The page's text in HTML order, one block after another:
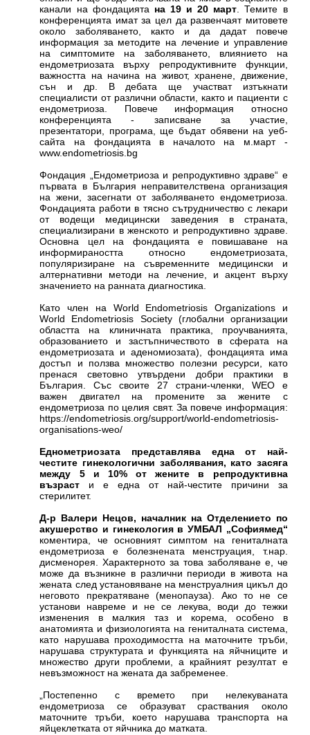
канали на фондацията на 19 и 20 март . Темите в
конференцията имат за цел да развенчаят митовете
около заболяването, както и да дадат повече
информация за методите на лечение и управление
на симптомите на заболяването, влиянието на
ендометриозата върху репродуктивните функции,
важността на начина на живот, хранене, движение,
сън и др. В дебата ще участват изтъкнати
специалисти от различни области, както и пациенти с
ендометриоза. Повече информация относно
конференцията - записване за участие,
презентатори, програма, ще бъдат обявени на уеб-
сайта на фондацията в началото на м.март -
www.endometriosis.bg
Фондация „Ендометриоза и репродуктивно здраве“ е
първата в България неправителствена организация
на жени, засегнати от заболяването ендометриоза.
Фондацията работи в тясно сътрудничество с лекари
от водещи медицински заведения в страната,
специализирани в женското и репродуктивно здраве.
Основна цел на фондацията е повишаване на
информираността относно ендометриозата,
популяризиране на съвременните медицински и
алтернативни методи на лечение, и акцент върху
значението на ранната диагностика.
Като член на World Endometriosis Organizations и
World Endometriosis Society (глобални организации
областта на клиничната практика, проучванията,
образованието и застъпничеството в сферата на
ендометриозата и аденомиозата), фондацията има
достъп и ползва множество полезни ресурси, като
пренася световно утвърдени добри практики в
България. Със своите 27 страни-членки, WEO е
важен двигател на промените за жените с
ендометриоза по целия свят. За повече информация:
https://endometriosis.org/support/world-endometriosis-
organisations-weo/
Еднометриозата представлява една от най-
честите гинекологични заболявания, като засяга
между 5 и 10% от жените в репродуктивна
възраст и е една от най-честите причини за
стерилитет.
Д-р Валери Нецов, началник на Отделението по
акушерство и гинекология в УМБАЛ „Софиямед“
коментира, че основният симптом на гениталната
ендометриоза е болезнената менструация, т.нар.
дисменорея. Характерното за това заболяване е, че
може да възникне в различни периоди в живота на
жената след установяване на менструалния цикъл до
неговото прекратяване (менопауза). Ако то не се
установи навреме и не се лекува, води до тежки
изменения в малкия таз и корема, особено в
анатомията и физиологията на гениталната система,
като нарушава проходимостта на маточните тръби,
нарушава структурата и функцията на яйчниците и
множество други проблеми, а крайният резултат е
невъзможност на жената да забременее.
„Постепенно с времето при нелекуваната
ендометриоза се образуват сраствания около
маточните тръби, което нарушава транспорта на
яйцеклетката от яйчника до матката.